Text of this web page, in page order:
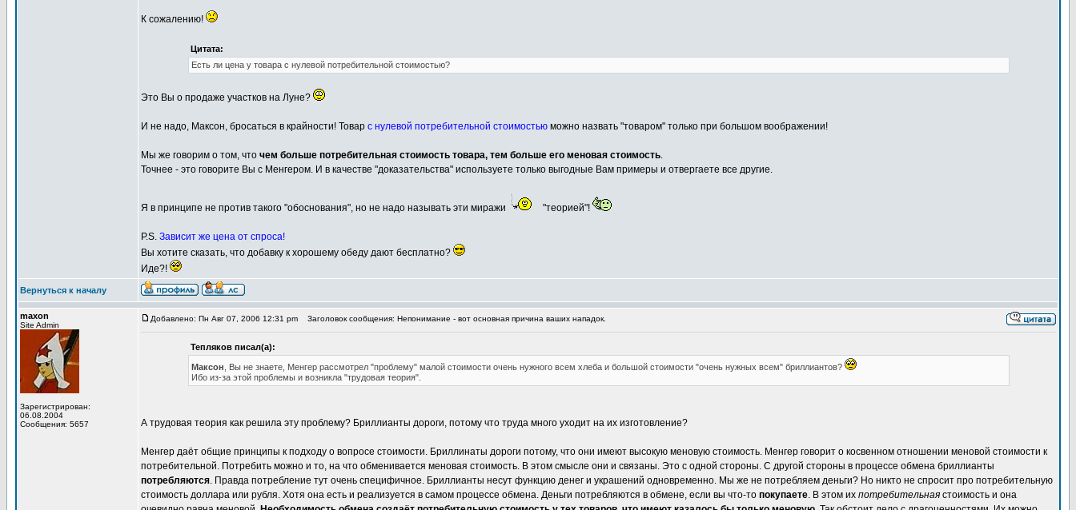
К сожалению!
Цитата:
Есть ли цена у товара с нулевой потребительной стоимостью?
Это Вы о продаже участков на Луне?
И не надо, Максон, бросаться в крайности! Товар с нулевой потребительной стоимостью можно назвать "товаром" только при большом воображении!
Мы же говорим о том, что чем больше потребительная стоимость товара, тем больше его меновая стоимость.
Точнее - это говорите Вы с Менгером. И в качестве "доказательства" используете только выгодные Вам примеры и отвергаете все другие.
Я в принципе не против такого "обоснования", но не надо называть эти миражи "теорией"!
P.S. Зависит же цена от спроса!
Вы хотите сказать, что добавку к хорошему обеду дают бесплатно?
Иде?!
Вернуться к началу
maxon
Site Admin
Зарегистрирован:
06.08.2004
Сообщения: 5657
Добавлено: Пн Авг 07, 2006 12:31 pm Заголовок сообщения: Непонимание - вот основная причина ваших нападок.
Тепляков писал(а):
Максон , Вы не знаете, Менгер рассмотрел "проблему" малой стоимости очень нужного всем хлеба и большой стоимости "очень нужных всем" бриллиантов?
Ибо из-за этой проблемы и возникла "трудовая теория".
А трудовая теория как решила эту проблему? Бриллианты дороги, потому что труда много уходит на их изготовление?
Менгер даёт общие принципы к подходу о вопросе стоимости. Бриллинаты дороги потому, что они имеют высокую меновую стоимость. Менгер говорит о косвенном отношении меновой стоимости к
потребительной. Потребить можно и то, на что обменивается меновая стоимость. В этом смысле они и связаны. Это с одной стороны. С другой стороны в процессе обмена бриллианты
потребляются. Правда потребление тут очень специфичное. Бриллианты несут функцию денег и украшений одновременно. Мы же не потребляем деньги? Но никто не спросит про потребительную
стоимость доллара или рубля. Хотя она есть и реализуется в самом процессе обмена. Деньги потребляются в обмене, если вы что-то покупаете. В этом их потребительная стоимость и она